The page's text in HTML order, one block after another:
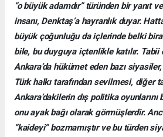
“o büyük adamdır” türünden bir yanıt
insanı, Denktaş’a hayranlık duyar.
büyük çoğunluğu da içlerinde belki
bile, bu duyguya içtenlikle katılır.
Ankara’da hükümet eden bazı
Türk halkı tarafından sevilmesi, diğer
Ankara’dakilerin dış politika oyunlarını
onu ayak bağı olarak görmüşlerdir.
“kaideyi” bozmamıştır ve bu türden